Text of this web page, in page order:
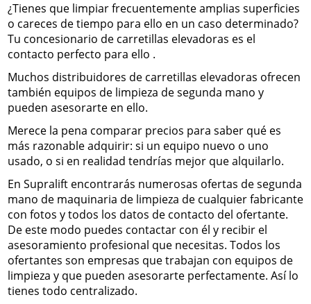
¿Tienes que limpiar frecuentemente amplias superficies
o careces de tiempo para ello en un caso determinado?
Tu concesionario de carretillas elevadoras es el
contacto perfecto para ello .
Muchos distribuidores de carretillas elevadoras ofrecen
también equipos de limpieza de segunda mano y
pueden asesorarte en ello.
Merece la pena comparar precios para saber qué es
más razonable adquirir: si un equipo nuevo o uno
usado, o si en realidad tendrías mejor que alquilarlo.
En Supralift encontrarás numerosas ofertas de segunda
mano de maquinaria de limpieza de cualquier fabricante
con fotos y todos los datos de contacto del ofertante.
De este modo puedes contactar con él y recibir el
asesoramiento profesional que necesitas. Todos los
ofertantes son empresas que trabajan con equipos de
limpieza y que pueden asesorarte perfectamente. Así lo
tienes todo centralizado.